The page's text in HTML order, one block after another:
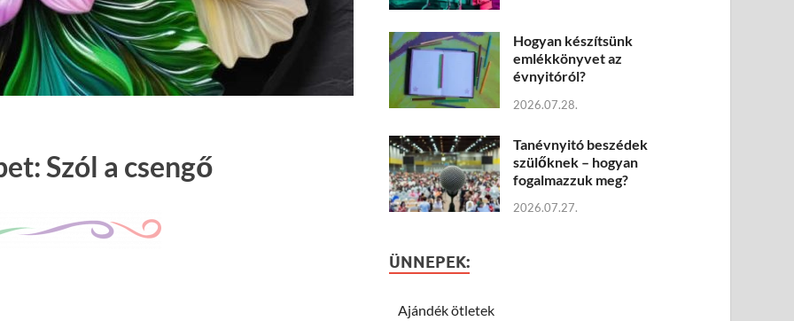
Szól a csengő
Hogyan készítsünk
emlékkönyvet az
évnyitóról?
2026.07.28.
Tanévnyitó beszédek
szülőknek – hogyan
fogalmazzuk meg?
2026.07.27.
ÜNNEPEK:
Ajándék ötletek